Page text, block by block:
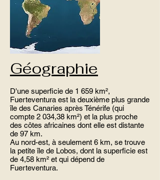
Géographie
D'une superficie de 1 659 km²,
Fuerteventura est la deuxième plus grande
île des Canaries après Ténérife (qui
compte 2 034,38 km²) et la plus proche
des côtes africaines dont elle est distante
de 97 km.
Au nord-est, à seulement 6 km, se trouve
la petite île de Lobos, dont la superficie est
de 4,58 km² et qui dépend de
Fuerteventura.